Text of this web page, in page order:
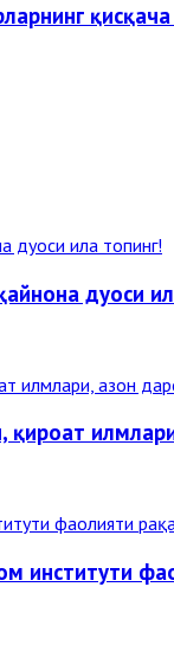
дуоси
қироат
институти